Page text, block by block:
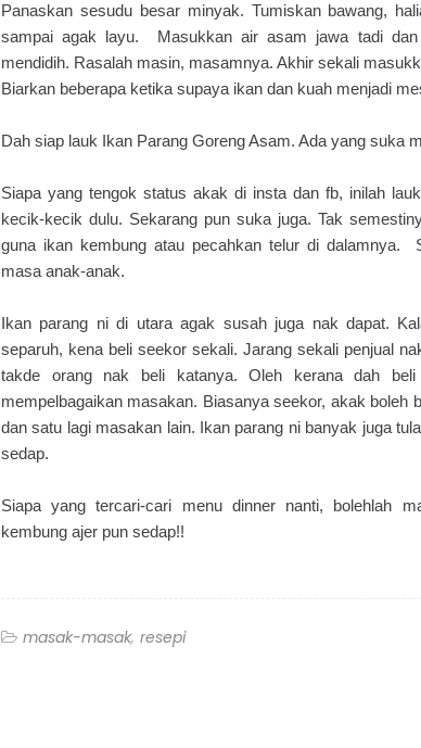
Panaskan sesudu besar minyak. Tumiskan bawang,
sampai agak layu. Masukkan air asam jawa tadi
mendidih. Rasalah masin, masamnya. Akhir sekali
Biarkan beberapa ketika supaya ikan dan kuah menjadi
Dah siap lauk Ikan Parang Goreng Asam. Ada yang suka
Siapa yang tengok status akak di insta dan fb, inilah
kecik-kecik dulu. Sekarang pun suka juga. Tak
guna ikan kembung atau pecahkan telur di dalamnya.
masa anak-anak.
Ikan parang ni di utara agak susah juga nak dapat.
separuh, kena beli seekor sekali. Jarang sekali penjual
takde orang nak beli katanya. Oleh kerana dah
mempelbagaikan masakan. Biasanya seekor, akak boleh
dan satu lagi masakan lain. Ikan parang ni banyak juga
sedap.
Siapa yang tercari-cari menu dinner nanti, bolehlah
kembung ajer pun sedap!!
masak-masak resepi